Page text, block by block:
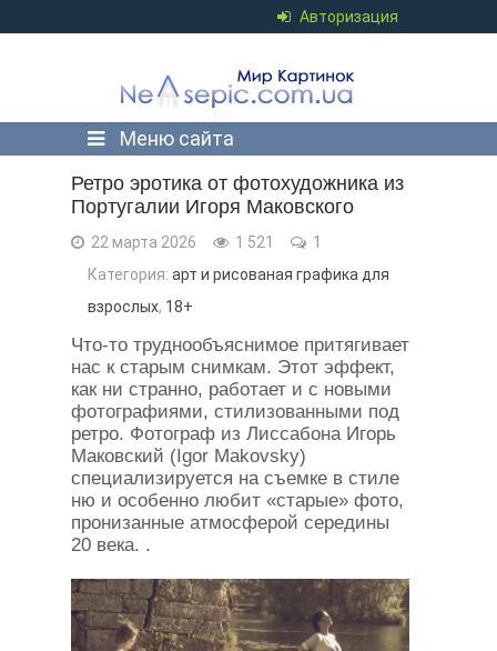
Авторизация
Меню сайта
Ретро эротика от фотохудожника из
Португалии Игоря Маковского
22 марта 2026 1 521
1
Категория: арт и рисованая графика для
взрослых, 18+
Что-то труднообъяснимое притягивает
нас к старым снимкам. Этот эффект,
как ни странно, работает и с новыми
фотографиями, стилизованными под
ретро. Фотограф из Лиссабона Игорь
Маковский (Igor Makovsky)
специализируется на съемке в стиле
ню и особенно любит «старые» фото,
пронизанные атмосферой середины
20 века. .